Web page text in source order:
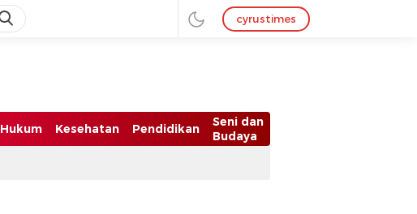
cyrustimes
Hukum Kesehatan Pendidikan
Seni dan
Budaya